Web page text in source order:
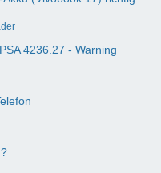
4236.27 - Warning